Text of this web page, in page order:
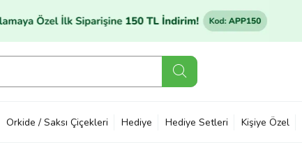
Orkide / Saksı Çiçekleri Hediye Hediye Setleri Kişiye Özel